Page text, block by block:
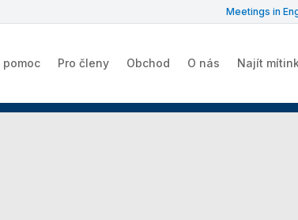
Meetings in
pomoc Pro členy Obchod O nás Najít mítink